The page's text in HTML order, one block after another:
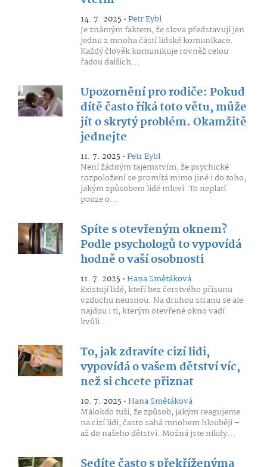
14. 7. 2025 •Petr Eybl
Je známým faktem, že slova představují jen
jednu z mnoha částí lidské komunikace.
Každý člověk komunikuje rovněž celou
řadou dalších...
Upozornění pro rodiče: Pokud
dítě často říká toto větu, může
jít o skrytý problém. Okamžitě
jednejte
11. 7. 2025 •Petr Eybl
Není žádným tajemstvím, že psychické
rozpoložení se promítá mimo jiné i do toho,
jakým způsobem lidé mluví. To neplatí
pouze o...
Spíte s otevřeným oknem?
Podle psychologů to vypovídá
hodně o vaší osobnosti
11. 7. 2025 •Hana Smětáková
Existují lidé, kteří bez čerstvého přísunu
vzduchu neusnou. Na druhou stranu se ale
najdou i ti, kterým otevřené okno vadí
kvůli...
To, jak zdravíte cizí lidi,
vypovídá o vašem dětství víc,
než si chcete přiznat
10. 7. 2025 •Hana Smětáková
Málokdo tuší, že způsob, jakým reagujeme
na cizí lidi, často sahá mnohem hlouběji –
až do našeho dětství. Možná jste nikdy...